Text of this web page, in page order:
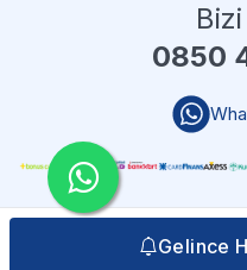
Gelince
Gelince
0850
Atakan Petshop - 2025 Tüm